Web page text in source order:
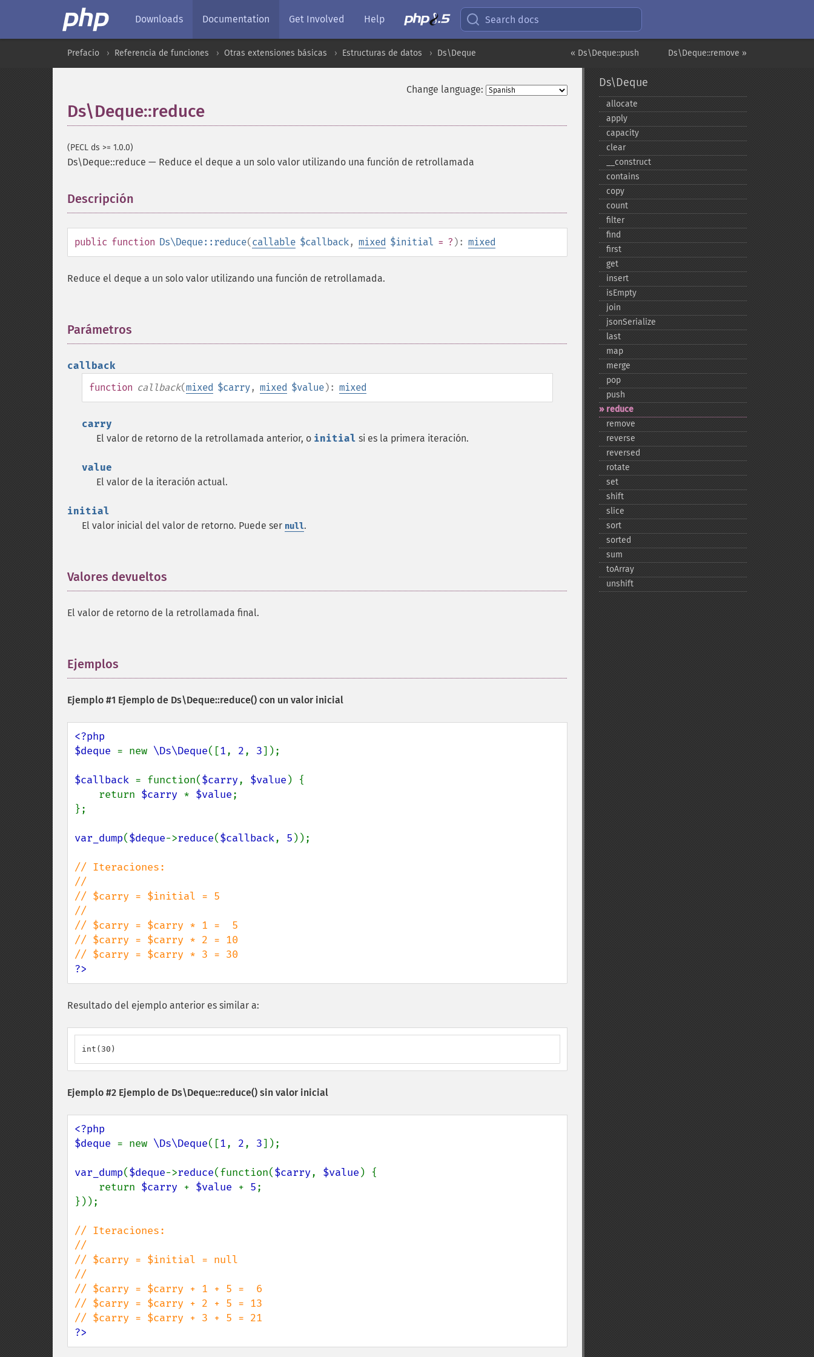
Downloads Documentation Get Involved Help Search docs
Ds\Deque::remove »
« Ds\Deque::push
Prefacio Referencia de funciones Otras extensiones básicas Estructuras de datos Ds\Deque
Change language:
Ds\Deque::reduce
(PECL ds >= 1.0.0)
Ds\Deque::reduce — Reduce el deque a un solo valor utilizando una función de retrollamada
Descripción
public function Ds\Deque::reduce(callable $callback, mixed $initial = ? ): mixed
Reduce el deque a un solo valor utilizando una función de retrollamada.
Parámetros
callback
function callback(mixed $carry, mixed $value): mixed
carry
El valor de retorno de la retrollamada anterior, o initial si es la primera iteración.
value
El valor de la iteración actual.
initial
El valor inicial del valor de retorno. Puede ser null.
Valores devueltos
El valor de retorno de la retrollamada final.
Ejemplos
Ejemplo #1 Ejemplo de Ds\Deque::reduce() con un valor inicial
<?php
$deque = new \Ds\Deque([1, 2, 3]);
$callback = function($carry, $value ) {
    return
$carry * $value;
};
var_dump($deque->reduce($callback, 5 ));
// Iteraciones:
//
// $carry = $initial = 5
//
// $carry = $carry * 1 =  5
// $carry = $carry * 2 = 10
?>
Resultado del ejemplo anterior es similar a:
int(30)
Ejemplo #2 Ejemplo de Ds\Deque::reduce() sin valor inicial
<?php
$deque = new \Ds\Deque([1, 2, 3]);
var_dump($deque->reduce(function($carry, $value ) {
    return
$carry + $value + 5;
}));
// Iteraciones:
//
// $carry = $initial = null
//
// $carry = $carry + 1 + 5 =  6
// $carry = $carry + 2 + 5 = 13
?>
Ds\Deque
allocate
apply
capacity
clear
_​_​construct
contains
copy
count
filter
find
first
get
insert
isEmpty
join
jsonSerialize
last
map
merge
pop
push
reduce
remove
reverse
reversed
rotate
set
shift
slice
sort
sorted
sum
toArray
unshift